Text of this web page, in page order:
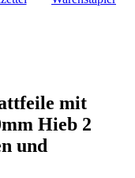
mit
Hieb 2
und